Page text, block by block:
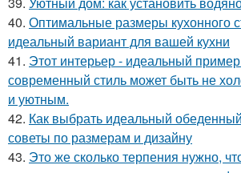
40. Оптимальные размеры кухонного
идеальный вариант для вашей кухни
41. Этот интерьер - идеальный пример
современный стиль может быть не
и уютным.
42. Как выбрать идеальный
советы по размерам и дизайну
43. Это же сколько терпения нужно,